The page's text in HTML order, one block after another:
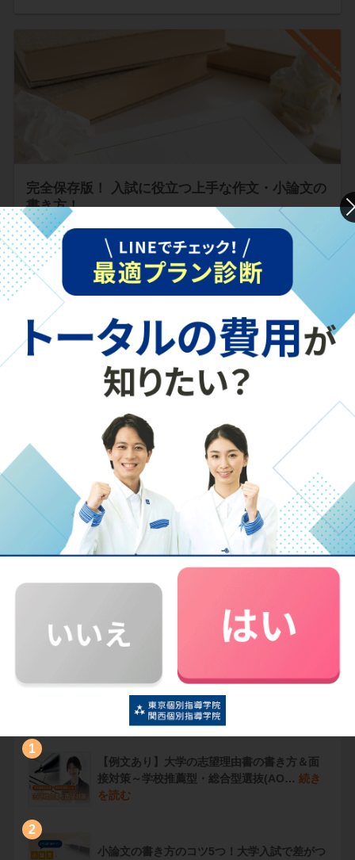
完全保存版！ 入試に役立つ上手な作文・小論文の
書き方！
「入試の作文や小論文は難しい！」というイメージがあるか
もしれません。しかし、書き方のコツさえ押さえられれば…
続きを読む
高校入試に必要！中学生の小論文対策はどのよう
にすればいい？
「小論文」というと難しいイメージがあり、一部の大学入試
で必要なだけという印象をお持ちの保護者の方も多いかも…
続きを読む
1
【例文あり】大学の志望理由書の書き方＆面
接対策～学校推薦型・総合型選抜(AO… 続き
を読む
2
小論文の書き方のコツ5つ！大学入試で差がつ